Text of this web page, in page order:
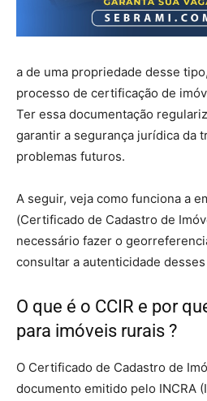
a de uma propriedade desse
processo de certificação de
Ter essa documentação
garantir a segurança jurídica da
problemas futuros.
A seguir, veja como funciona a
(Certificado de Cadastro de
necessário fazer o
consultar a autenticidade
O que é o CCIR e por
para imóveis rurais ?
O Certificado de Cadastro de
documento emitido pelo INCRA